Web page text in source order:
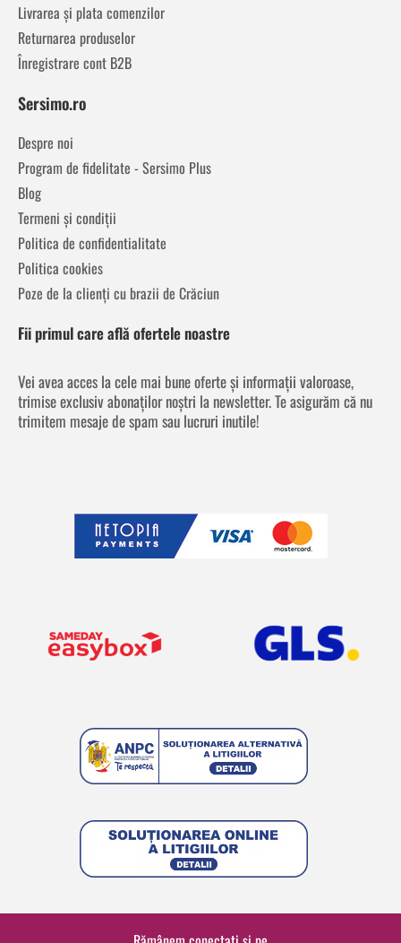
Livrarea și plata comenzilor
Returnarea produselor
Înregistrare cont B2B
Sersimo.ro
Despre noi
Program de fidelitate - Sersimo Plus
Blog
Termeni și condiții
Politica de confidentialitate
Politica cookies
Poze de la clienți cu brazii de Crăciun
Fii primul care află ofertele noastre
Vei avea acces la cele mai bune oferte și informații valoroase,
trimise exclusiv abonaților noștri la newsletter. Te asigurăm că nu
trimitem mesaje de spam sau lucruri inutile!